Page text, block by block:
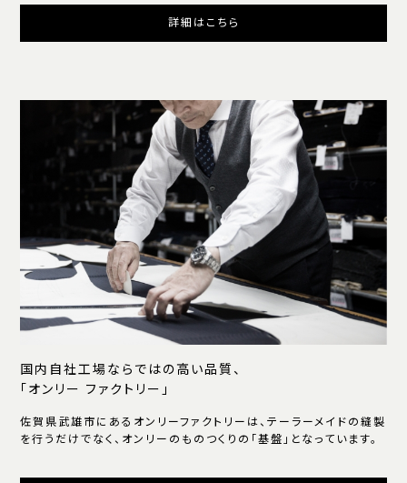
詳細はこちら
国内自社工場ならではの高い品質、
「オンリー ファクトリー」
佐賀県武雄市にあるオンリーファクトリーは、テーラーメイドの縫製
を行うだけでなく、オンリーのものつくりの「基盤」となっています。